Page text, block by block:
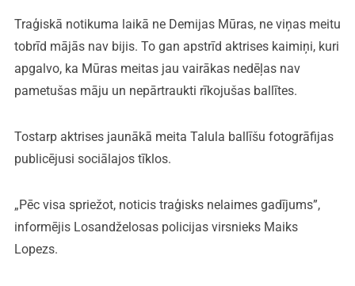
Traģiskā notikuma laikā ne Demijas Mūras, ne viņas meitu
tobrīd mājās nav bijis. To gan apstrīd aktrises kaimiņi, kuri
apgalvo, ka Mūras meitas jau vairākas nedēļas nav
pametušas māju un nepārtraukti rīkojušas ballītes.
Tostarp aktrises jaunākā meita Talula ballīšu fotogrāfijas
publicējusi sociālajos tīklos.
„Pēc visa spriežot, noticis traģisks nelaimes gadījums”,
informējis Losandželosas policijas virsnieks Maiks
Lopezs.